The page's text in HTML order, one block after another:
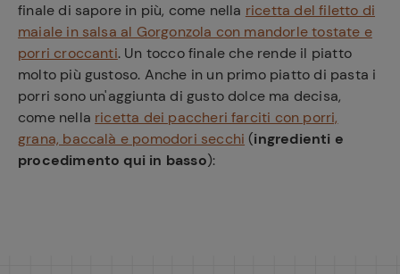
finale di sapore in più, come nella ricetta del filetto di
maiale in salsa al Gorgonzola con mandorle tostate e
porri croccanti. Un tocco finale che rende il piatto
molto più gustoso. Anche in un primo piatto di pasta i
porri sono un'aggiunta di gusto dolce ma decisa,
come nella ricetta dei paccheri farciti con porri,
grana, baccalà e pomodori secchi (ingredienti e
procedimento qui in basso):